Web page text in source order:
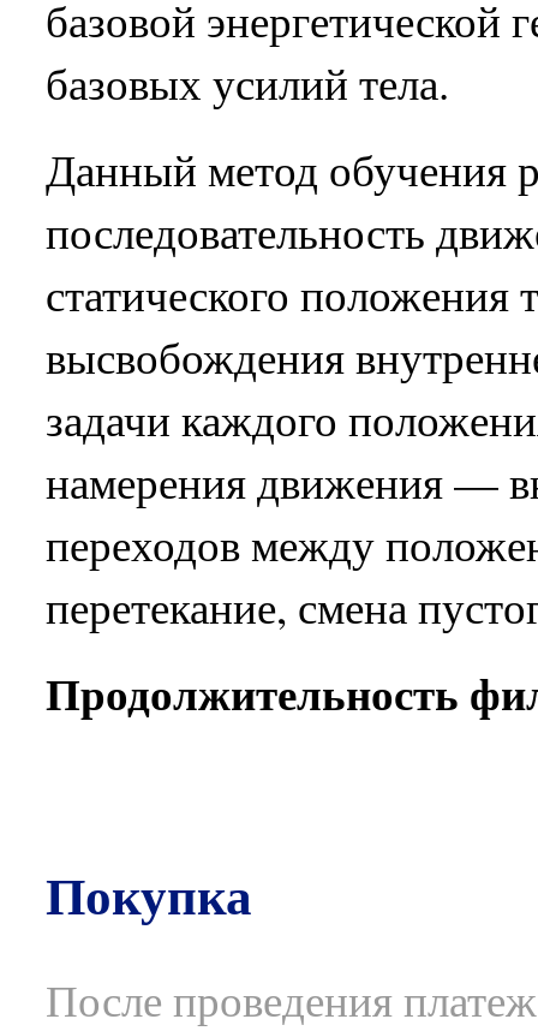
базовой энергетической
базовых усилий тела.
Данный метод обучения
последовательность
статического положения
высвобождения
задачи каждого
намерения движения —
переходов между
перетекание, смена
Продолжительность
Покупка
После проведения